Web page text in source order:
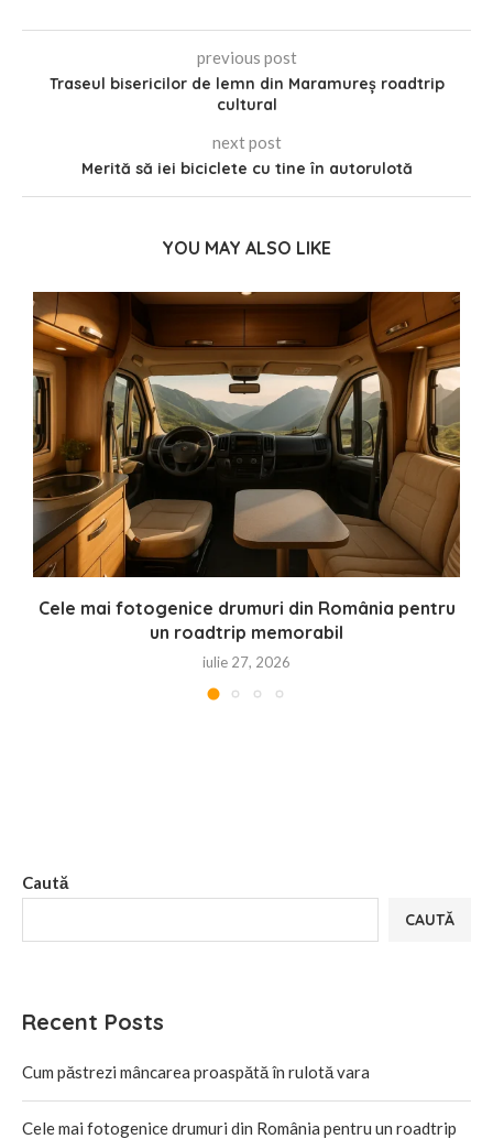
previous post
Traseul bisericilor de lemn din Maramureș roadtrip
cultural
next post
Merită să iei biciclete cu tine în autorulotă
YOU MAY ALSO LIKE
Cele mai fotogenice drumuri din România pentru
un roadtrip memorabil
iulie 27, 2026
Caută
CAUTĂ
Recent Posts
Cum păstrezi mâncarea proaspătă în rulotă vara
Cele mai fotogenice drumuri din România pentru un roadtrip